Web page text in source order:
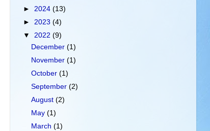
► 2024 (13)
► 2023 (4)
▼ 2022 (9)
December(1)
November(1)
October(1)
September(2)
August(2)
May(1)
March(1)